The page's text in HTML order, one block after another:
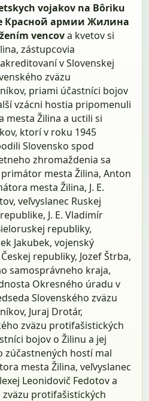
vojakov na Bôriku
Красной армии Жилина
vencova kvetov si
zástupcovia
v Slovenskej
zväzu
priami účastníci bojov
vzácni hostia pripomenuli
mesta Žilina a uctili si
ktorí v roku 1945
Slovensko spod
zhromaždenia sa
mesta Žilina, Anton
mesta Žilina, J. E.
veľvyslanec Ruskej
J. E. Vladimír
republiky,
Jakubek, vojenský
republiky, Jozef Štrba,
samosprávneho kraja,
Okresného úradu v
Slovenského zväzu
Juraj Drotár,
zväzu protifašistických
bojov o Žilinu a jej
zúčastnených hostí mal
mesta Žilina, veľvyslanec
Leonidovič Fedotov a
protifašistických